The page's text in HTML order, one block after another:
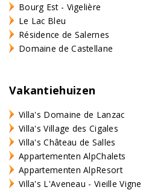
Bourg Est - Vigelière
Le Lac Bleu
Résidence de Salernes
Domaine de Castellane
Vakantiehuizen
Villa's Domaine de Lanzac
Villa's Village des Cigales
Villa's Château de Salles
Appartementen AlpChalets
Appartementen AlpResort
Villa's L'Aveneau - Vieille Vigne